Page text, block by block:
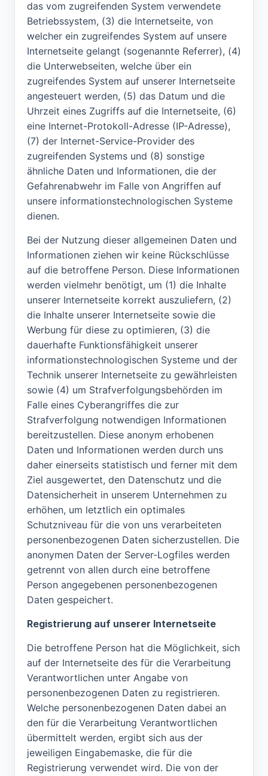
das vom zugreifenden System verwendete
Betriebssystem, (3) die Internetseite, von
welcher ein zugreifendes System auf unsere
Internetseite gelangt (sogenannte Referrer), (4)
die Unterwebseiten, welche über ein
zugreifendes System auf unserer Internetseite
angesteuert werden, (5) das Datum und die
Uhrzeit eines Zugriffs auf die Internetseite, (6)
eine Internet-Protokoll-Adresse (IP-Adresse),
(7) der Internet-Service-Provider des
zugreifenden Systems und (8) sonstige
ähnliche Daten und Informationen, die der
Gefahrenabwehr im Falle von Angriffen auf
unsere informationstechnologischen Systeme
dienen.
Bei der Nutzung dieser allgemeinen Daten und
Informationen ziehen wir keine Rückschlüsse
auf die betroffene Person. Diese Informationen
werden vielmehr benötigt, um (1) die Inhalte
unserer Internetseite korrekt auszuliefern, (2)
die Inhalte unserer Internetseite sowie die
Werbung für diese zu optimieren, (3) die
dauerhafte Funktionsfähigkeit unserer
informationstechnologischen Systeme und der
Technik unserer Internetseite zu gewährleisten
sowie (4) um Strafverfolgungsbehörden im
Falle eines Cyberangriffes die zur
Strafverfolgung notwendigen Informationen
bereitzustellen. Diese anonym erhobenen
Daten und Informationen werden durch uns
daher einerseits statistisch und ferner mit dem
Ziel ausgewertet, den Datenschutz und die
Datensicherheit in unserem Unternehmen zu
erhöhen, um letztlich ein optimales
Schutzniveau für die von uns verarbeiteten
personenbezogenen Daten sicherzustellen. Die
anonymen Daten der Server-Logfiles werden
getrennt von allen durch eine betroffene
Person angegebenen personenbezogenen
Daten gespeichert.
Registrierung auf unserer Internetseite
Die betroffene Person hat die Möglichkeit, sich
auf der Internetseite des für die Verarbeitung
Verantwortlichen unter Angabe von
personenbezogenen Daten zu registrieren.
Welche personenbezogenen Daten dabei an
den für die Verarbeitung Verantwortlichen
übermittelt werden, ergibt sich aus der
jeweiligen Eingabemaske, die für die
Registrierung verwendet wird. Die von der